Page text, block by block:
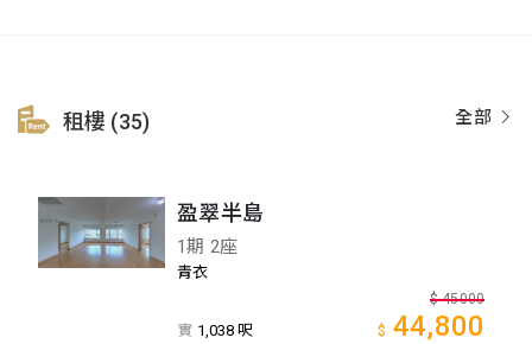
全部
租樓 (35)
盈翠半島
1期 2座
青衣
實 1,038 呎
$ 45000
$ 44,800